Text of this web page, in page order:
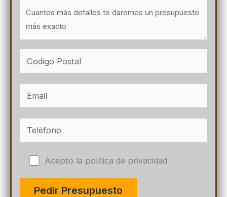
Acepto la política de privacidad